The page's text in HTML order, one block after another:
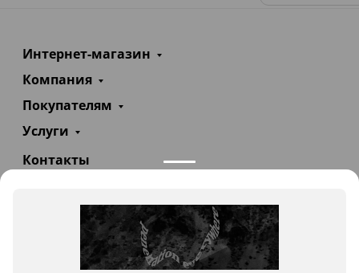
Интернет-магазин
Компания
Покупателям
Услуги
Контакты
info@teploexpert.com
Пн—Сб 09:00 – 18:00